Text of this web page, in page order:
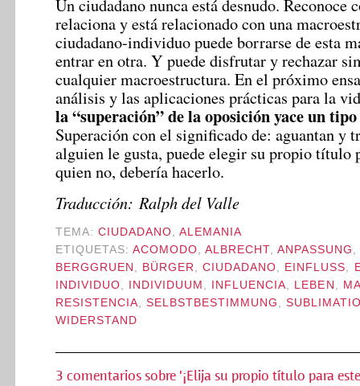
Un ciudadano nunca está desnudo. Reconoce
relaciona y está relacionado con una
ciudadano-individuo puede borrarse de esta
entrar en otra. Y puede disfrutar y rechazar
cualquier macroestructura. En el próximo
análisis y las aplicaciones prácticas para la
la “superación” de la oposición yace un
Superación con el significado de: aguantan y
alguien le gusta, puede elegir su propio título
quien no, debería hacerlo.
Traducción: Ralph del Valle
TEMA: CIUDADANO, ALEMANIA
ETIQUETAS: ACOMODO, ALBRECHT,ANPASSUNG ,
BERGGRUEN , BÜRGER, CIUDADANO, EINFLUSS,
INDIVIDUO, INDIVIDUUM , INFLUENCIA, LEBEN ,
RESISTENCIA, SELBSTBESTIMMUNG ,
WIDERSTAND
3 comentarios sobre '¡Elija su propio título para